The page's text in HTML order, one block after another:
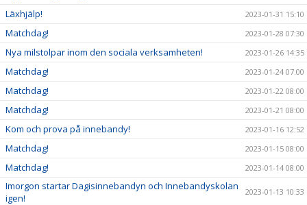
Läxhjälp! 2023-01-31 15:10
Matchdag! 2023-01-28 07:30
Nya milstolpar inom den sociala verksamheten! 2023-01-26 14:35
Matchdag! 2023-01-24 07:00
Matchdag! 2023-01-22 08:00
Matchdag! 2023-01-21 08:00
Kom och prova på innebandy! 2023-01-16 12:52
Matchdag! 2023-01-15 08:00
Matchdag! 2023-01-14 08:00
Imorgon startar Dagisinnebandyn och Innebandyskolan
igen!
2023-01-13 10:33